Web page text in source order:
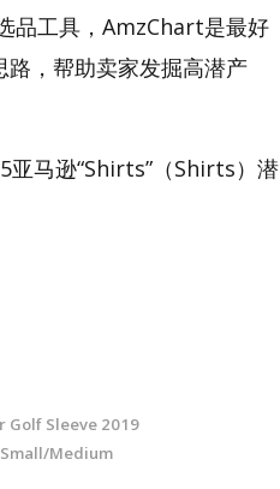
品工具，AmzChart是最好
路，帮助卖家发掘高潜产
亚马逊“Shirts”（Shirts）潜
Golf Sleeve 2019
Medium